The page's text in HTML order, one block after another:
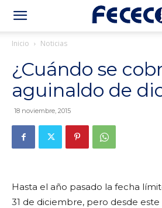
Inicio Noticias
¿Cuándo se
aguinaldo de
18 noviembre, 2015
Hasta el año pasado la fecha
31 de diciembre, pero desde este